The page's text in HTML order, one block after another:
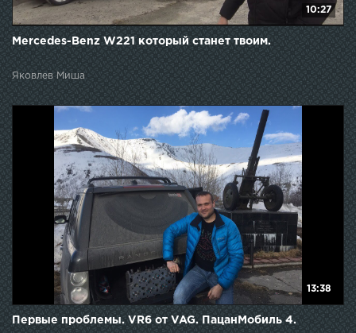
10:27
Mercedes-Benz W221 который станет твоим.
Яковлев Миша
13:38
Первые проблемы. VR6 от VAG. ПацанМобиль 4.